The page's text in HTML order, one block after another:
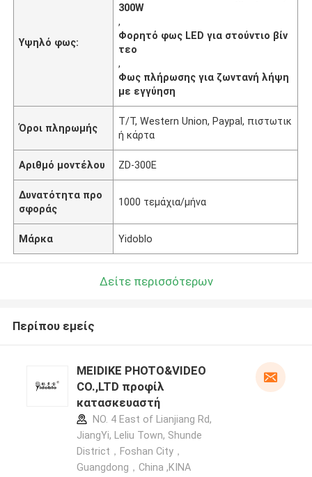
Υψηλό φως:
300W
,
Φορητό φως LED για στούντιο βίν
τεο
,
Φως πλήρωσης για ζωντανή λήψη
με εγγύηση
Όροι πληρωμής
T/T, Western Union, Paypal, πιστωτικ
ή κάρτα
Αριθμό μοντέλου ZD-300E
Δυνατότητα προ
σφοράς
1000 τεμάχια/μήνα
Μάρκα Yidoblo
Δείτε περισσότερων
Περίπου εμείς
MEIDIKE PHOTO&VIDEO
CO.,LTD προφίλ
κατασκευαστή
NO. 4 East of Lianjiang Rd,
JiangYi, Leliu Town, Shunde
District，Foshan City，
Guangdong，China ,ΚΙΝΑ